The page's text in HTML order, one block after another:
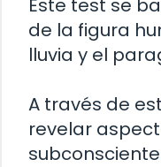
Este test se
de la figura
lluvia y el
A través de
revelar